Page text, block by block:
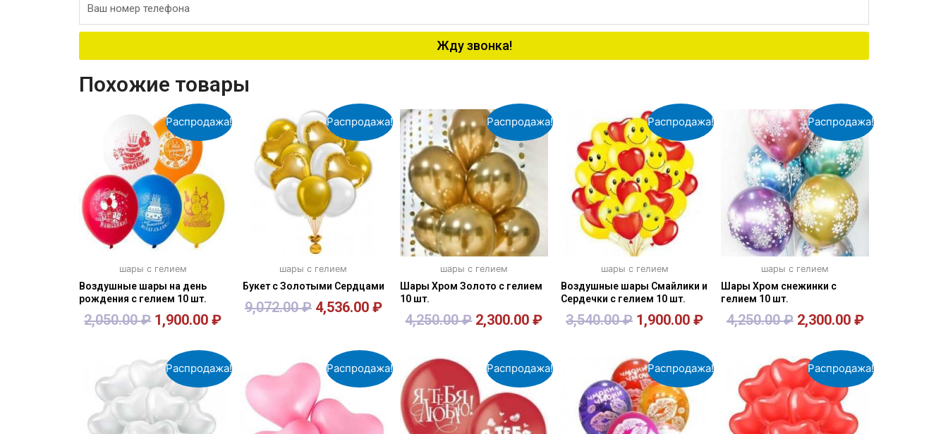
Жду звонка!
Похожие товары
Распродажа!
шары с гелием
Воздушные шары на день
рождения с гелием 10 шт.
2,050.00₽ 1,900.00₽
Распродажа!
шары с гелием
Букет с Золотыми Сердцами
9,072.00₽ 4,536.00 ₽
Распродажа!
шары с гелием
Шары Хром Золото с гелием
10 шт.
4,250.00₽ 2,300.00₽
Распродажа!
шары с гелием
Воздушные шары Смайлики и
Сердечки с гелием 10 шт.
3,540.00₽ 1,900.00₽
Распродажа!
шары с гелием
Шары Хром снежинки с
гелием 10 шт.
4,250.00₽ 2,300.00 ₽
Распродажа! Распродажа! Распродажа! Распродажа! Распродажа!